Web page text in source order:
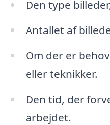
Den type
Antallet af
Om der er
eller teknikker.
Den tid, der
arbejdet.